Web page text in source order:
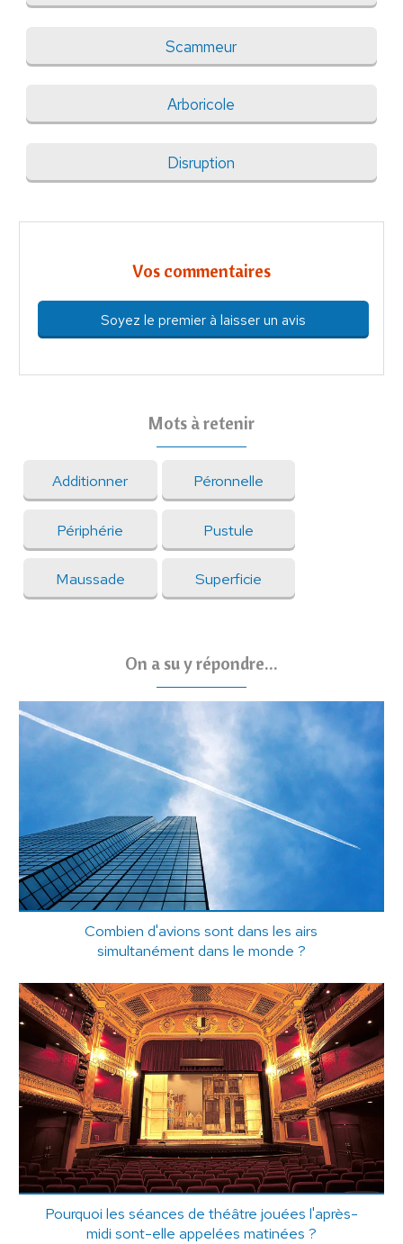
Scammeur
Arboricole
Disruption
Vos commentaires
Soyez le premier à laisser un avis
Mots à retenir
Additionner Péronnelle
Périphérie Pustule
Maussade Superficie
On a su y répondre...
Combien d'avions sont dans les airs
simultanément dans le monde ?
Pourquoi les séances de théâtre jouées l'après-
midi sont-elle appelées matinées ?